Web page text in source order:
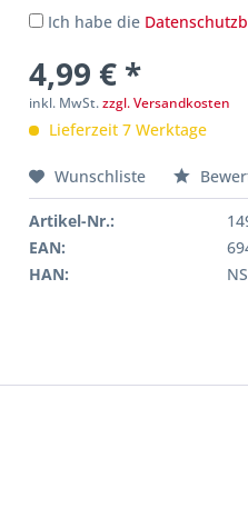
Ich habe die
4,99 € *
inkl. MwSt.zzgl. Versandkosten
Lieferzeit 7 Werktage
Wunschliste
Artikel-Nr.:
EAN:
HAN: